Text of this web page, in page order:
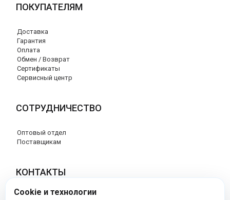
ПОКУПАТЕЛЯМ
Доставка
Гарантия
Оплата
Обмен / Возврат
Сертификаты
Сервисный центр
СОТРУДНИЧЕСТВО
Оптовый отдел
Поставщикам
КОНТАКТЫ
8 (800) 707-17-56
Cookie и технологии